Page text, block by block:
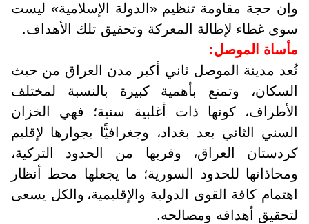
وإن حجة مقاومة تنظيم «الدولة الإسلامية» ليست
سوى غطاء لإطالة المعركة وتحقيق تلك الأهداف.
مأساة الموصل:
تُعد مدينة الموصل ثاني أكبر مدن العراق من حيث
السكان، وتمتع بأهمية كبيرة بالنسبة لمختلف
الأطراف، كونها ذات أغلبية سنية؛ فهي الخزان
السني الثاني بعد بغداد، وجغرافيًّا بجوارها لإقليم
كردستان العراق، وقربها من الحدود التركية،
ومحاذاتها للحدود السورية؛ ما يجعلها محط أنظار
اهتمام كافة القوى الدولية والإقليمية، والكل يسعى
لتحقيق أهدافه ومصالحه.